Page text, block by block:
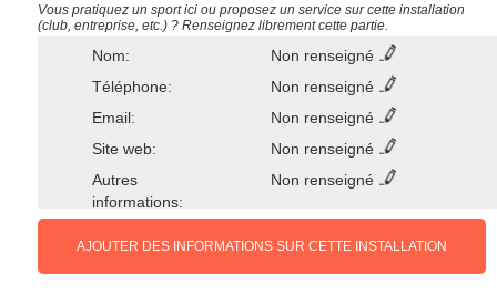
Vous pratiquez un sport ici ou proposez un service sur cette installation
(club, entreprise, etc.) ? Renseignez librement cette partie.
Nom:
Non renseigné
Téléphone:
Non renseigné
Email:
Non renseigné
Site web:
Non renseigné
Autres
informations:
Non renseigné
AJOUTER DES INFORMATIONS SUR CETTE INSTALLATION